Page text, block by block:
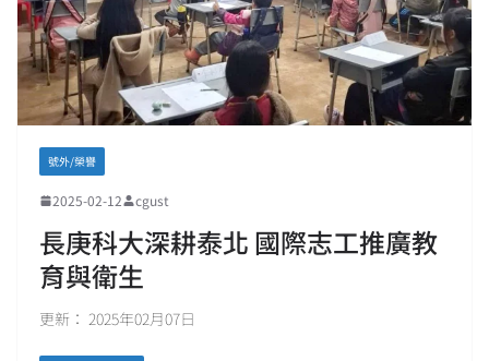
號外/榮譽
2025-02-12 cgust
長庚科大深耕泰北 國際志工推廣教
育與衛生
更新： 2025年02月07日